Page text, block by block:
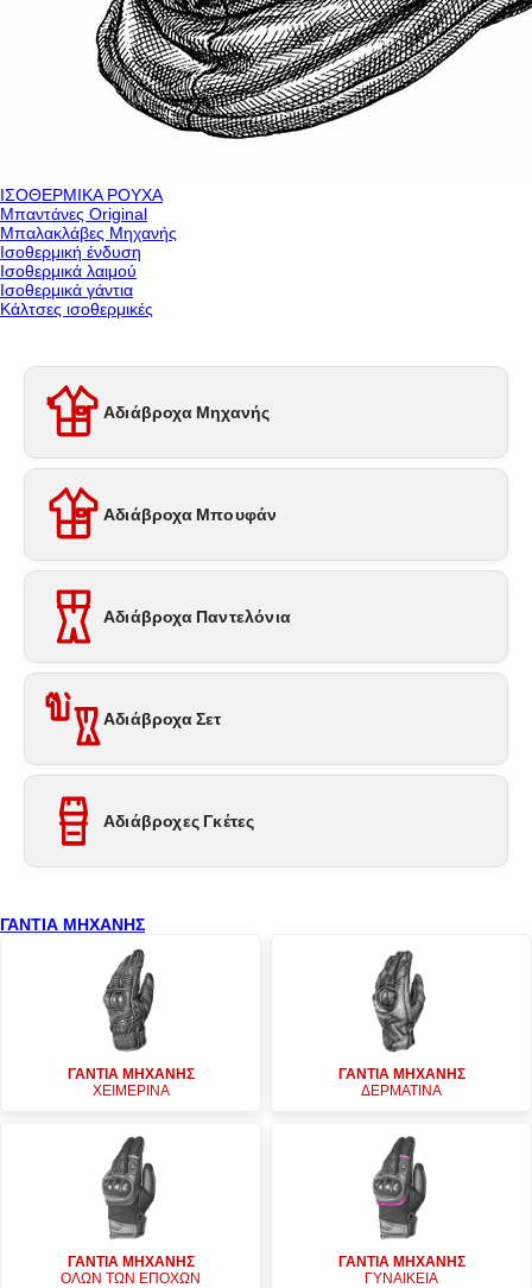
ΙΣΟΘΕΡΜΙΚΑ ΡΟΥΧΑ
Μπαντάνες Original
Μπαλακλάβες Μηχανής
Ισοθερμική ένδυση
Ισοθερμικά λαιμού
Ισοθερμικά γάντια
Κάλτσες ισοθερμικές
Αδιάβροχα Μηχανής
Αδιάβροχα Μπουφάν
Αδιάβροχα Παντελόνια
Αδιάβροχα Σετ
Αδιάβροχες Γκέτες
ΓΑΝΤΙΑ ΜΗΧΑΝΗΣ
ΓΑΝΤΙΑ ΜΗΧΑΝΗΣ
ΧΕΙΜΕΡΙΝΑ
ΓΑΝΤΙΑ ΜΗΧΑΝΗΣ
ΔΕΡΜΑΤΙΝΑ
ΓΑΝΤΙΑ ΜΗΧΑΝΗΣ
ΟΛΩΝ ΤΩΝ ΕΠΟΧΩΝ
ΓΑΝΤΙΑ ΜΗΧΑΝΗΣ
ΓΥΝΑΙΚΕΙΑ